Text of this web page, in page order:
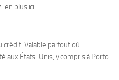
en plus ici.
crédit. Valable partout où
aux États-Unis, y compris à Porto